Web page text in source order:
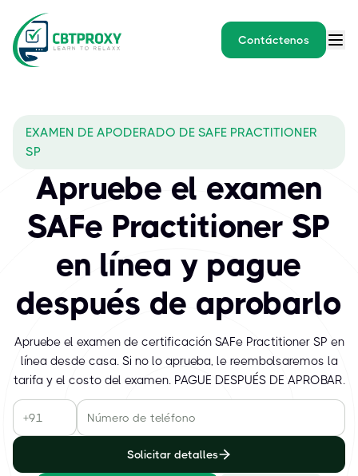
Contáctenos
EXAMEN DE APODERADO DE SAFE PRACTITIONER
SP
Apruebe el examen
SAFe Practitioner SP
en línea y pague
después de aprobarlo
Apruebe el examen de certificación SAFe Practitioner SP en
línea desde casa. Si no lo aprueba, le reembolsaremos la
tarifa y el costo del examen. PAGUE DESPUÉS DE APROBAR.
Solicitar detalles